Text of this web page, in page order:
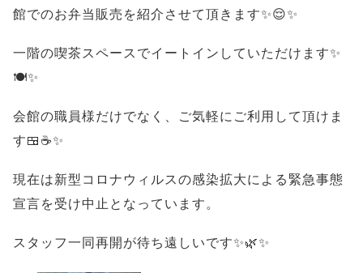
館でのお弁当販売を紹介させて頂きます✨😌✨
一階の喫茶スペースでイートインしていただけます✨
🍽️✨
会館の職員様だけでなく、ご気軽にご利用して頂けま
す🍱☕✨
現在は新型コロナウィルスの感染拡大による緊急事態
宣言を受け中止となっています。
スタッフ一同再開が待ち遠しいです✨🌿✨